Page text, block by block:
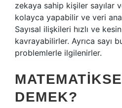
zekaya sahip kişiler sayılar
kolayca yapabilir ve veri
Sayısal ilişkileri hızlı ve
kavrayabilirler. Ayrıca sayı
problemlerle ilgilenirler.
DEMEK?